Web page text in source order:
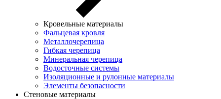
Кровельные материалы
Фальцевая кровля
Металлочерепица
Гибкая черепица
Минеральная черепица
Водосточные системы
Изоляционные и рулонные материалы
Элементы безопасности
Стеновые материалы